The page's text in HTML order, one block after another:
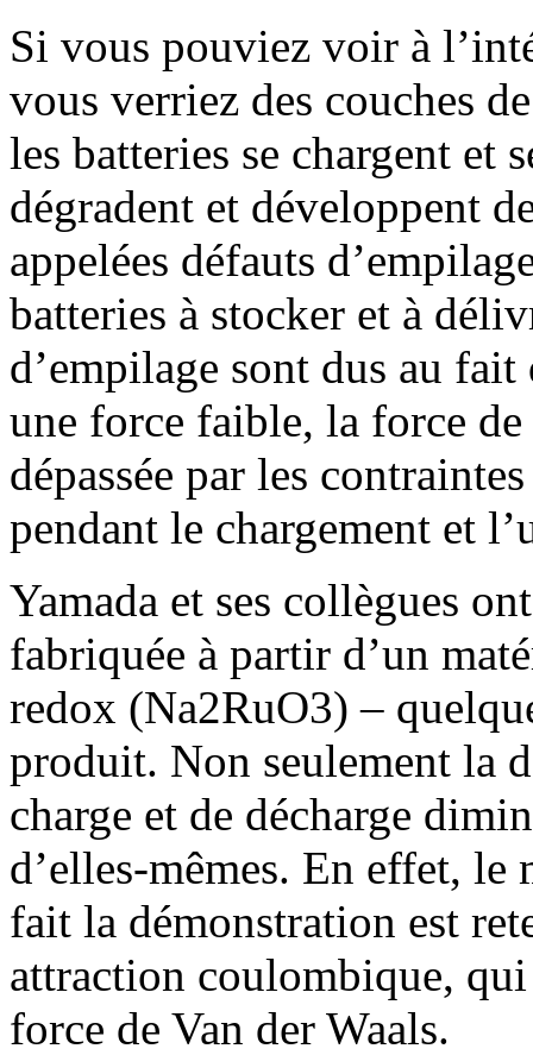
Si vous pouviez voir à
vous verriez des couches
les batteries se chargent et
dégradent et développent
appelées défauts
batteries à stocker et à
d’empilage sont dus au
une force faible, la force
dépassée par les
pendant le chargement et
Yamada et ses collègues
fabriquée à partir d’un
redox (Na2RuO3) –
produit. Non seulement la
charge et de décharge
d’elles-mêmes. En effet,
fait la démonstration est
attraction coulombique,
force de Van der Waals.